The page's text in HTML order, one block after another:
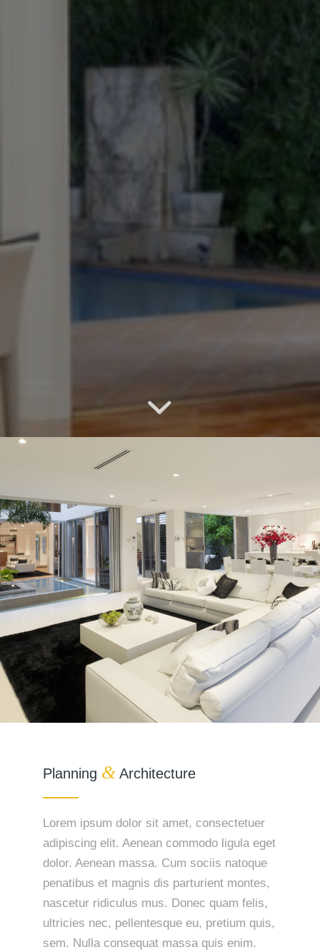
Planning & Architecture
Lorem ipsum dolor sit amet, consectetuer
adipiscing elit. Aenean commodo ligula eget
dolor. Aenean massa. Cum sociis natoque
penatibus et magnis dis parturient montes,
nascetur ridiculus mus. Donec quam felis,
ultricies nec, pellentesque eu, pretium quis,
sem. Nulla consequat massa quis enim.